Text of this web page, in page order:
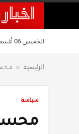
الخميس 06 أغسطس 4:30 م
الرئيسية »
سياسة